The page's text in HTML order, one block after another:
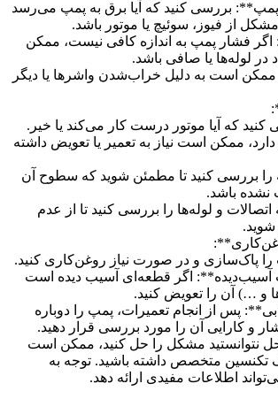
بررسی کنید که آیا برق به پمپ می‌رسد
از فیوز، سوئیچ یا موتور باشد.
فشار پمپ به اندازه کافی نیست، ممکن
لوله‌ها یا صافی باشد.
است به دلیل خراب‌شدن واشرها یا دیگر
که آیا موتور درست کار می‌کند یا خیر.
ممکن است نیاز به تعمیر یا تعویض داشته
را بررسی کنید تا مطمئن شوید که سطوح آن
نشده باشد.
و لوله‌ها را بررسی کنید تا از عدم
پاک‌سازی و در صورت نیاز روغن‌کاری کنید.
آسیب‌دیده**: اگر قطعه‌ای آسیب دیده است
و …) آن را تعویض کنید.
پس از انجام تعمیرات، پمپ را دوباره
و کارایی آن را مورد بررسی قرار دهید.
نتوانستید مشکل را حل کنید، ممکن است
تکنسین متخصص داشته باشید. توجه به
اطلاعات مفیدی ارائه دهد.